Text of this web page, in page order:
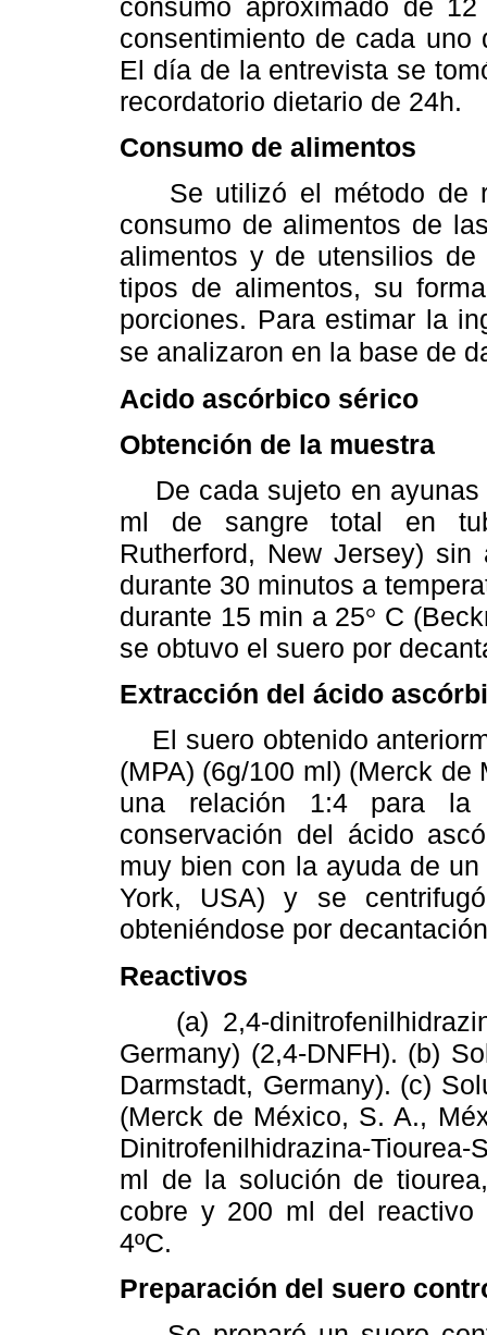
consumo aproximado de
consentimiento de cada
El día de la entrevista se
recordatorio dietario de 24h.
Consumo de alimentos
Se utilizó el método de
consumo de alimentos de
alimentos y de utensilios
tipos de alimentos, su
porciones. Para estimar la
se analizaron en la base de
Acido ascórbico sérico
Obtención de la muestra
De cada sujeto en ayunas
ml de sangre total en
Rutherford, New Jersey)
durante 30 minutos a
durante 15 min a 25° C
se obtuvo el suero por
Extracción del ácido
El suero obtenido
(MPA) (6g/100 ml) (Merck
una relación 1:4 para la
conservación del ácido
muy bien con la ayuda de
York, USA) y se
obteniéndose por
Reactivos
(a) 2,4-
Germany) (2,4-DNFH). (b)
Darmstadt, Germany). (c)
(Merck de México, S. A.,
Dinitrofenilhidrazina-
ml de la solución de
cobre y 200 ml del reactivo
4ºC.
Preparación del suero